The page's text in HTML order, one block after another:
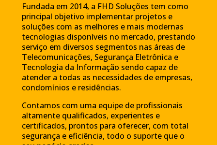
Fundada em 2014, a FHD Soluções tem como
principal objetivo implementar projetos e
soluções com as melhores e mais modernas
tecnologias disponíveis no mercado, prestando
serviço em diversos segmentos nas áreas de
Telecomunicações, Segurança Eletrônica e
Tecnologia da Informação sendo capaz de
atender a todas as necessidades de empresas,
condomínios e residências.
Contamos com uma equipe de profissionais
altamente qualificados, experientes e
certificados, prontos para oferecer, com total
segurança e eficiência, todo o suporte que o